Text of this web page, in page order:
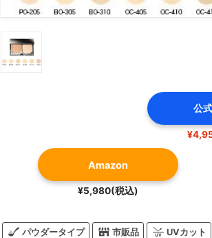
公
Amazon
¥5,980(税込)
パウダータイプ 市販品 UVカット